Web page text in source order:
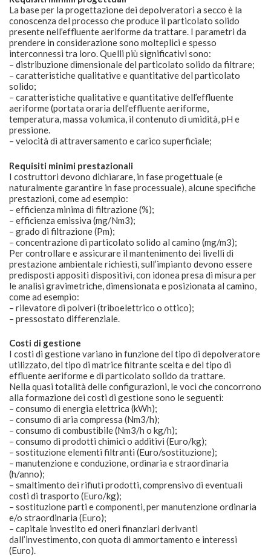
La base per la progettazione dei depolveratori a secco è la
conoscenza del processo che produce il particolato solido
presente nell’effluente aeriforme da trattare. I parametri da
prendere in considerazione sono molteplici e spesso
interconnessi tra loro. Quelli più significativi sono:
– distribuzione dimensionale del particolato solido da filtrare;
– caratteristiche qualitative e quantitative del particolato
solido;
– caratteristiche qualitative e quantitative dell’effluente
aeriforme (portata oraria dell’effluente aeriforme,
temperatura, massa volumica, il contenuto di umidità, pH e
pressione.
– velocità di attraversamento e carico superficiale;
Requisiti minimi prestazionali
I costruttori devono dichiarare, in fase progettuale (e
naturalmente garantire in fase processuale), alcune specifiche
prestazioni, come ad esempio:
– efficienza minima di filtrazione (%);
– efficienza emissiva (mg/Nm3);
– grado di filtrazione (Pm);
– concentrazione di particolato solido al camino (mg/m3);
Per controllare e assicurare il mantenimento dei livelli di
prestazione ambientale richiesti, sull’impianto devono essere
predisposti appositi dispositivi, con idonea presa di misura per
le analisi gravimetriche, dimensionata e posizionata al camino,
come ad esempio:
– rilevatore di polveri (triboelettrico o ottico);
– pressostato differenziale.
Costi di gestione
I costi di gestione variano in funzione del tipo di depolveratore
utilizzato, del tipo di matrice filtrante scelta e del tipo di
effluente aeriforme e di particolato solido da trattare.
Nella quasi totalità delle configurazioni, le voci che concorrono
alla formazione dei costi di gestione sono le seguenti:
– consumo di energia elettrica (kWh);
– consumo di aria compressa (Nm3/h);
– consumo di combustibile (Nm3/h o kg/h);
– consumo di prodotti chimici o additivi (Euro/kg);
– sostituzione elementi filtranti (Euro/sostituzione);
– manutenzione e conduzione, ordinaria e straordinaria
(h/anno);
– smaltimento dei rifiuti prodotti, comprensivo di eventuali
costi di trasporto (Euro/kg);
– sostituzione parti e componenti, per manutenzione ordinaria
e/o straordinaria (Euro);
– capitale investito ed oneri finanziari derivanti
dall’investimento, con quota di ammortamento e interessi
(Euro).